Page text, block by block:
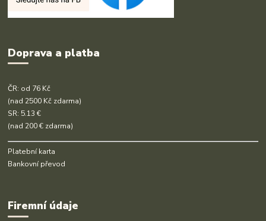
Doprava a platba
ČR: od 76 Kč
(nad 2500 Kč zdarma)
SR: 5.13 €
(nad 200 € zdarma)
Platební karta
Bankovní převod
Firemní údaje